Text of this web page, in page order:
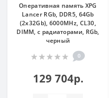
Оперативная память XPG
Lancer RGb, DDR5, 64Gb
(2x32Gb), 6000MHz, CL30,
DIMM, с радиаторами, RGb,
черный
0
129 704р.